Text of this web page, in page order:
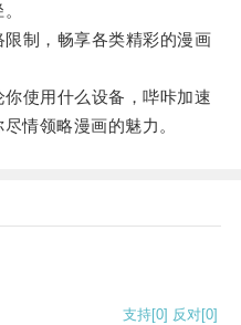
制，畅享各类精彩的漫画
使用什么设备，哔咔加速
情领略漫画的魅力。
支持[0] 反对[0]